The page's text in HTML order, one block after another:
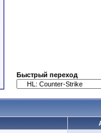
Быстрый переход